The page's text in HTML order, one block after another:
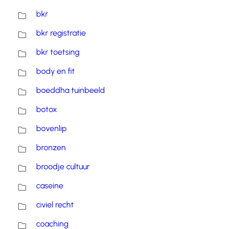
bkr
bkr registratie
bkr toetsing
body en fit
boeddha tuinbeeld
botox
bovenlip
bronzen
broodje cultuur
caseine
civiel recht
coaching